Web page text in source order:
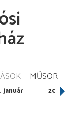
MŰSOR
január 2020.